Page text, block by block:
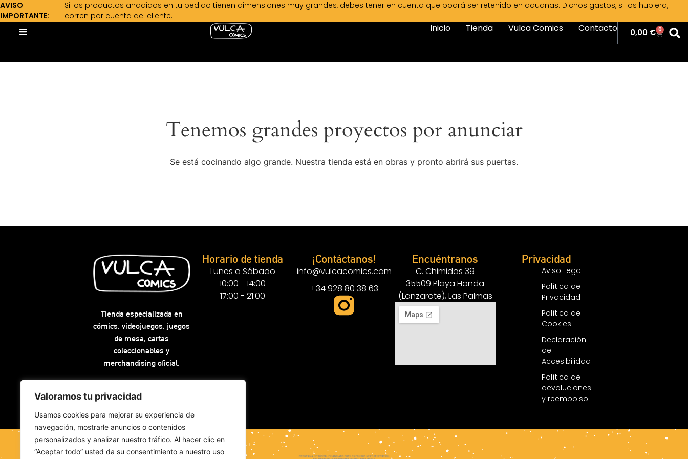
Valoramos tu privacidad
Usamos cookies para mejorar su experiencia de
navegación, mostrarle anuncios o contenidos
personalizados y analizar nuestro tráfico. Al hacer clic en
“Aceptar todo” usted da su consentimiento a nuestro uso
AVISO
IMPORTANTE:
Si los productos añadidos en tu pedido tienen dimensiones muy grandes, debes tener en cuenta que podrá ser retenido en aduanas. Dichos gastos, si los hubiera,
corren por cuenta del cliente.
Inicio Tienda Vulca Comics Contacto 0,00 € 0
Tenemos grandes proyectos por anunciar
Se está cocinando algo grande. Nuestra tienda está en obras y pronto abrirá sus puertas.
Tienda especializada en
cómics, videojuegos, juegos
de mesa, cartas
coleccionables y
merchandising oficial.
Horario de tienda
Lunes a Sábado
10:00 - 14:00
17:00 - 21:00
¡Contáctanos!
info@vulcacomics.com
+34 928 80 38 63
Encuéntranos
C. Chimidas 39
35509 Playa Honda
(Lanzarote), Las Palmas
Privacidad
Aviso Legal
Política de
Privacidad
Política de
Cookies
Declaración
de
Accesibilidad
Política de
devoluciones
y reembolso